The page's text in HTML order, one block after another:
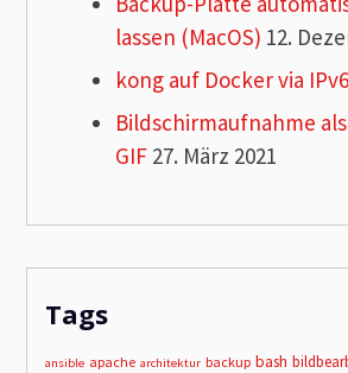
lassen (MacOS) 12.
kong auf Docker via IPv6
Bildschirmaufnahme
GIF 27. März 2021
Tags
ansible apache architektur backup bash